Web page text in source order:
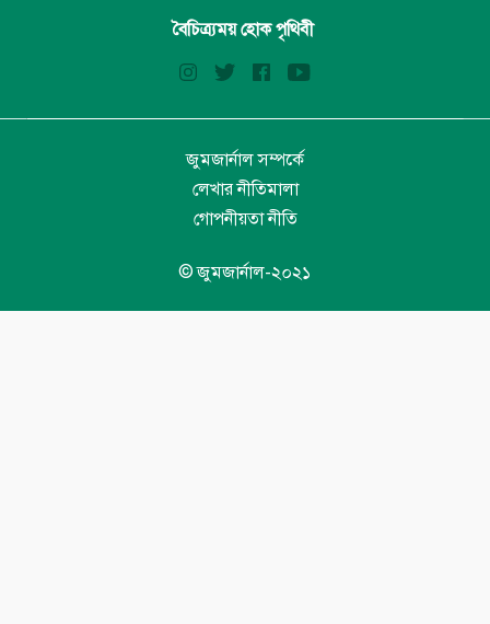
বৈচিত্র্যময় হোক পৃথিবী
© জুমজার্নাল-২০২১
জুমজার্নাল সম্পর্কে
লেখার নীতিমালা
গোপনীয়তা নীতি